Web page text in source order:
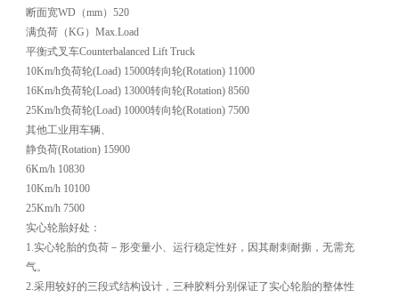
断面宽WD（mm）520
满负荷（KG）Max.Load
平衡式叉车Counterbalanced Lift Truck
10Km/h负荷轮(Load) 15000转向轮(Rotation) 11000
16Km/h负荷轮(Load) 13000转向轮(Rotation) 8560
25Km/h负荷轮(Load) 10000转向轮(Rotation) 7500
其他工业用车辆、
静负荷(Rotation) 15900
6Km/h 10830
10Km/h 10100
25Km/h 7500
实心轮胎好处：
1.实心轮胎的负荷－形变量小、运行稳定性好，因其耐刺耐撕，无需充
气。
2.采用较好的三段式结构设计，三种胶料分别保证了实心轮胎的整体性